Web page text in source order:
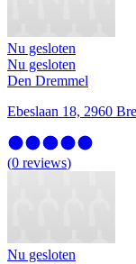
Nu gesloten
Nu gesloten
Den Dremmel
Ebeslaan 18, 2960
(0 reviews)
Nu gesloten